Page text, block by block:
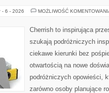
- 6 - 2026 MOŻLIWOŚĆ
Cherrish to inspirująca
szukają podróżniczych
ciekawe kierunki bez
otwartością na nowe
podróżniczych opowieści,
zarówno osoby planujące